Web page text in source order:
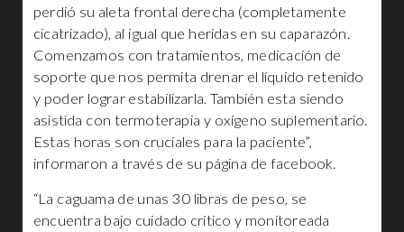
perdió su aleta frontal derecha (completamente
cicatrizado), al igual que heridas en su caparazón.
Comenzamos con tratamientos, medicación de
soporte que nos permita drenar el líquido retenido
y poder lograr estabilizarla. También esta siendo
asistida con termoterapia y oxígeno suplementario.
Estas horas son cruciales para la paciente”,
informaron a través de su página de facebook.
“La caguama de unas 30 libras de peso, se
encuentra bajo cuidado crítico y monitoreada